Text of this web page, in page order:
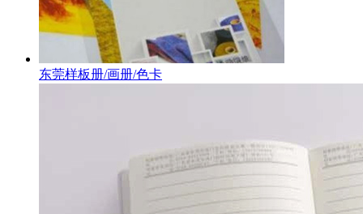
东莞样板册/画册/色卡